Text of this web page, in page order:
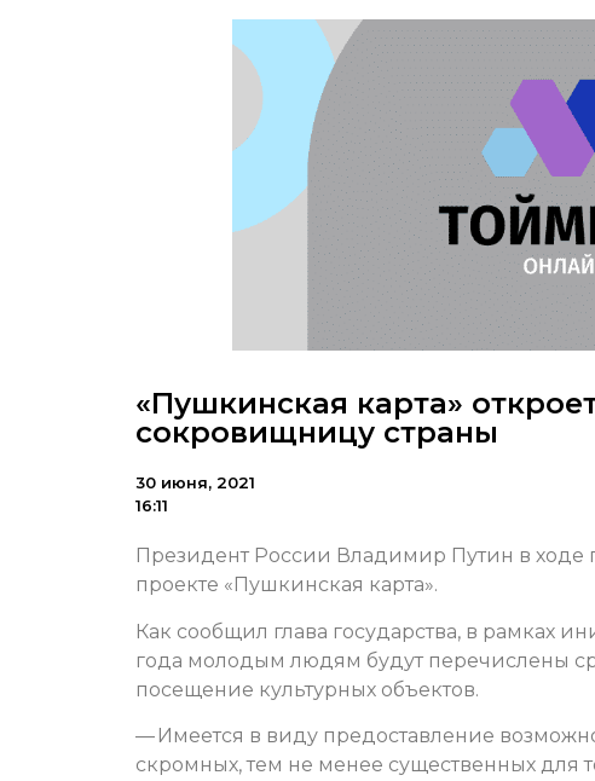
«Пушкинская карта»
сокровищницу страны
30 июня, 2021
16:11
Президент России Владимир Путин в ходе
проекте «Пушкинская карта».
Как сообщил глава государства, в рамках
года молодым людям будут перечислены
посещение культурных объектов.
— Имеется в виду предоставление
скромных, тем не менее существенных для